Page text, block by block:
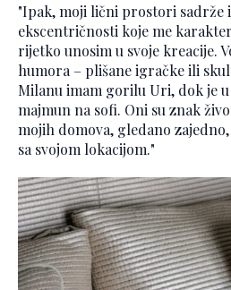
"Ipak, moji lični prostori sadrže
ekscentričnosti koje me
rijetko unosim u svoje kreacije.
humora – plišane igračke ili
Milanu imam gorilu Uri, dok je
majmun na sofi. Oni su znak
mojih domova, gledano
sa svojom lokacijom."